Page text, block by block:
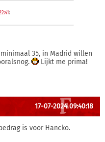
:
35, in Madrid willen
Lijkt me prima!
17-07-2024 09:40:18
is voor Hancko.